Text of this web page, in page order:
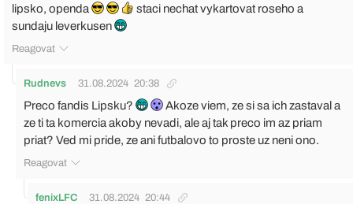
lipsko, openda
staci nechat vykartovat roseho a
sundaju leverkusen
Reagovat
Rudnevs 31.08.2024 20:38
Preco fandis Lipsku?
Akoze viem, ze si sa ich zastaval a
ze ti ta komercia akoby nevadi, ale aj tak preco im az priam
priat? Ved mi pride, ze ani futbalovo to proste uz neni ono.
Reagovat
fenixLFC 31.08.2024 20:44